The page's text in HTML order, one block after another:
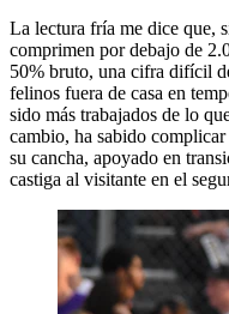
La lectura fría me dice que,
comprimen por debajo de
50% bruto, una cifra difícil
felinos fuera de casa en
sido más trabajados de lo
cambio, ha sabido
su cancha, apoyado en
castiga al visitante en el